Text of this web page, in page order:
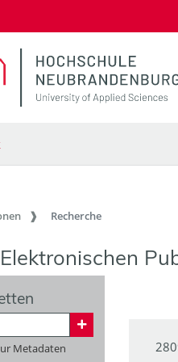
Recherche
Metadaten